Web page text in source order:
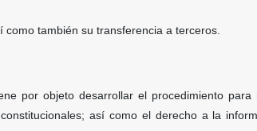
también su transferencia a terceros.
por objeto desarrollar el procedimiento para
así como el derecho a la